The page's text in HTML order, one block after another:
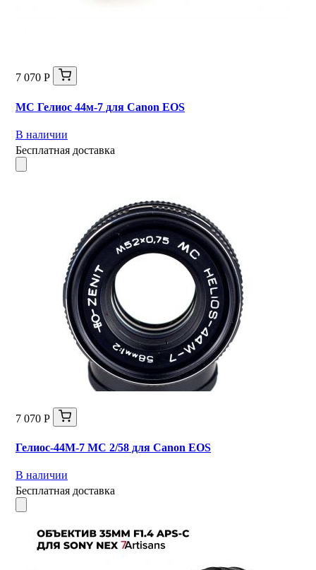
7 070 Р
MC Гелиос 44м-7 для Canon EOS
В наличии
Бесплатная доставка
7 070 Р
Гелиос-44М-7 МС 2/58 для Canon EOS
В наличии
Бесплатная доставка